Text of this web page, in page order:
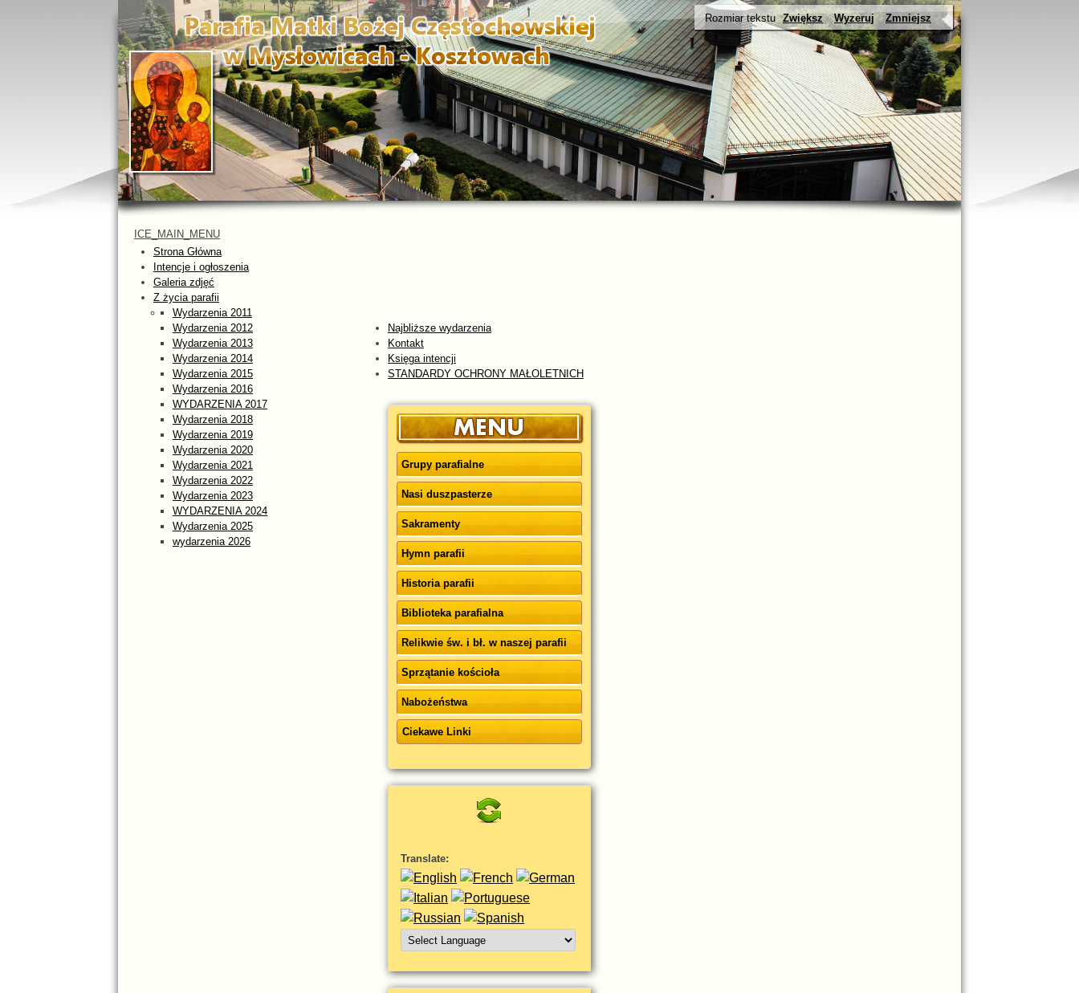
Rozmiar tekstu Zwiększ Wyzeruj Zmniejsz
ICE_MAIN_MENU
Strona Główna
Intencje i ogłoszenia
Galeria zdjęć
Z życia parafii
Wydarzenia 2011
Wydarzenia 2012
Wydarzenia 2013
Wydarzenia 2014
Wydarzenia 2015
Wydarzenia 2016
WYDARZENIA 2017
Wydarzenia 2018
Wydarzenia 2019
Wydarzenia 2020
Wydarzenia 2021
Wydarzenia 2022
Wydarzenia 2023
WYDARZENIA 2024
Wydarzenia 2025
wydarzenia 2026
Najbliższe wydarzenia
Kontakt
Księga intencji
STANDARDY OCHRONY MAŁOLETNICH
Grupy parafialne
Nasi duszpasterze
Sakramenty
Hymn parafii
Historia parafii
Biblioteka parafialna
Relikwie św. i bł. w naszej parafii
Sprzątanie kościoła
Nabożeństwa
Ciekawe Linki
Translate: